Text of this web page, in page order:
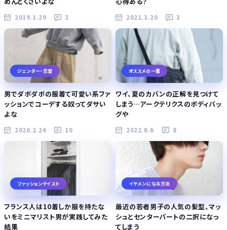
2019.1.29 2 2021.3.20 3
ジェンダー・恋愛
男でダボダボの服着て可愛い系ファ
ッションでコーデする奴ってダサい
よな
2020.2.24 10
オススメの一着
ワイ、夏のカバンの正解を見つけて
しまう…アークテリクスのボディバッ
グや
2022.6.6 8
ファッションテイスト
フランス人は10着しか服を持たな
いをミニマリスト男が実践してみた
結果
イケメンになる方法
最近の若者男子の人気の髪型、マッ
シュとセンターパートの二択になっ
てしまう